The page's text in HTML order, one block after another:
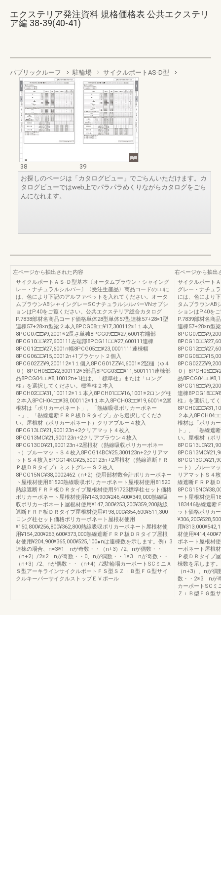
エクステリア発注資料 規格価格表 公共エクステリ
ア編 38-39(40-41)
パブリックルーフ 駐輪場 サイクルポートAS-D型
38
39
お探しのページは「カタログビュー」でごらんいただけます。カ
タログビューではweb上でパラパラめくりながらカタログをごら
んになれます。
左ページから抽出された内容
サイクルポートＡＳ-Ｄ型基本〔オータムブラウン・シャイング
レー・ナチュラルシルバー〕〈受注生産品〉商品コードの□□に
は、色により下記のアルファベットを入れてください。オータ
ムブラウンABシャイングレーSCナチュラルシルバーVNオプシ
ョンはP.40をご覧ください。公共エクステリア総合カタログ
P.7838部材名商品コード価格単体28型単体57型連棟57+28×1型
連棟57+28×n型梁２本入8PCG08□□¥17,300112※1１本入
8PCG07□□¥9,2001※2長さ単独8PCG09□□¥27,6001右端部
8PCG10□□¥27,600111左端部8PCG11□□¥27,600111連棟
8PCG12□□¥27,6001n幅8PCG05□□¥23,0001111連棟幅
8PCG06□□¥15,00012n+1ブラケット２個入
8PCG02ZZ¥9,200112※1１個入8PCG01ZZ¥4,6001※2竪樋（φ４
０）8PCH05□□¥2,300112※3部品8PCG03□□¥11,5001111連棟部
品8PCG04□□¥8,10012n+1柱は、「標準柱」または「ロング
柱」を選択してください。標準柱２本入
8PCH02□□¥31,100112※1１本入8PCH01□□¥16,1001※2ロング柱
２本入8PCH04□□¥38,000112※1１本入8PCH03□□¥19,6001※2屋
根材は「ポリカーボネート」、「熱線吸収ポリカーボネー
ト」、「熱線遮断ＦＲＰ板ＤＲタイプ」から選択してくださ
い。屋根材（ポリカーボネート）クリアブルー４枚入
8PCG13LC¥21,900123n+2クリアマット４枚入
8PCG13MC¥21,900123n+2クリアブラウン４枚入
8PCG13CD¥21,900123n+2屋根材（熱線吸収ポリカーボネー
ト）ブルーマットＳ４枚入8PCG14BC¥25,300123n+2クリアマ
ットＳ４枚入8PCG14KC¥25,300123n+2屋根材（熱線遮断ＦＲ
Ｐ板ＤＲタイプ）ミストグレーＳ２枚入
8PCG15NC¥38,0002462（n+2）使用部材数合計ポリカーボネー
ト屋根材使用81520熱線吸収ポリカーボネート屋根材使用81520
熱線遮断ＦＲＰ板ＤＲタイプ屋根材使用91723標準柱セット価格
ポリカーボネート屋根材使用¥143,900¥246,400¥349,000熱線吸
収ポリカーボネート屋根材使用¥147,300¥253,200¥359,200熱線
遮断ＦＲＰ板ＤＲタイプ屋根材使用¥198,000¥354,600¥511,300
ロング柱セット価格ポリカーボネート屋根材使用
¥150,800¥256,800¥362,800熱線吸収ポリカーボネート屋根材使
用¥154,200¥263,600¥373,000熱線遮断ＦＲＰ板ＤＲタイプ屋根
材使用¥204,900¥365,000¥525,100●nは連棟数を示します。例）3
連棟の場合、n=3※1 nが奇数・・（n+3）/2、nが偶数・・
（n+2）/2※2 nが奇数・・0、nが偶数・・1※3 nが奇数・・
（n+3）/2、nが偶数・・（n+4）/2駐輪場カーポートSCミニＡ
Ｓ型アーキラインサイクルポートＦＳ型ＳＺ︲Ｂ型ＦＧ型サイ
クルキーパーサイクルストップＥＶポール
右ページから抽出
サイクルポート
グレー・ナチュ
には、色により
タムブラウンAB
ションはP.40を
P.7839部材名商
連棟57+28×n型
０）
品
連棟
柱」を選択して
２本入
根材は「ポリカ
ト」、「熱線遮
い。屋根材（ポ
ート）ブルーマ
リアマットＳ４
線遮断ＦＲＰ板
ート屋根材使用
183446熱線遮断
ット価格ポリカ
用
材使用
ボネート屋根材
ーボネート屋根
Ｐ板ＤＲタイプ
棟数を示します
（n+3）、nが
数・・2※3 nが
カーポートSCミ
Ｚ︲Ｂ型ＦＧ型